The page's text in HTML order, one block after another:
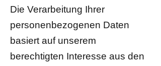
Die Verarbeitung Ihrer
personenbezogenen Daten
basiert auf unserem
berechtigten Interesse aus den